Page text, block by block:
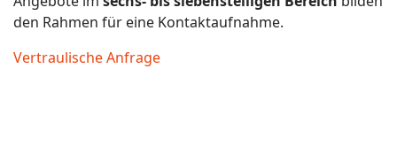
den Rahmen für eine Kontaktaufnahme.
Vertraulische Anfrage